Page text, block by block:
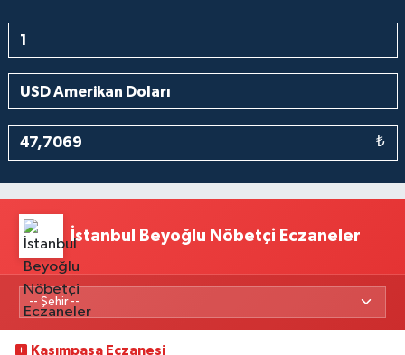
₺
İstanbul Beyoğlu Nöbetçi Eczaneler
Kasımpaşa Eczanesi